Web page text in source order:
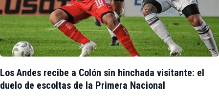
Los Andes recibe a Colón sin hinchada visitante: el
duelo de escoltas de la Primera Nacional